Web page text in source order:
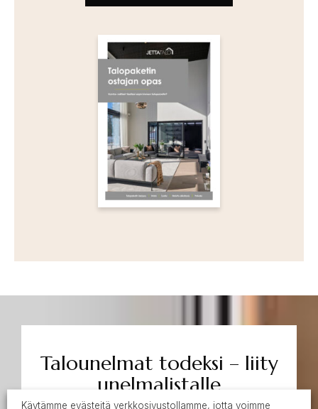
Talounelmat todeksi – liity
unelmalistalle
Käytämme evästeitä verkkosivustollamme, jotta voimme